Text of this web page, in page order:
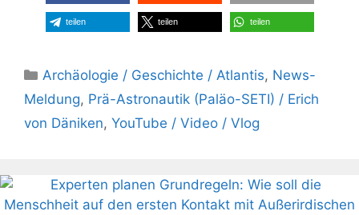
teilen teilen teilen
Kategorien
Archäologie / Geschichte / Atlantis, News-
Meldung, Prä-Astronautik (Paläo-SETI) / Erich
von Däniken, YouTube / Video / Vlog